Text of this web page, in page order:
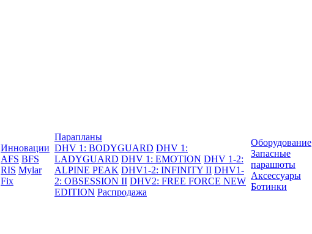
Инновации
AFS BFS
RIS Mylar
Fix
Парапланы
DHV 1: BODYGUARD DHV 1:
LADYGUARD DHV 1: EMOTION DHV 1-2:
ALPINE PEAK DHV1-2: INFINITY II DHV1-
2: OBSESSION II DHV2: FREE FORCE NEW
EDITION Распродажа
Оборудование
Запасные
парашюты
Аксессуары
Ботинки